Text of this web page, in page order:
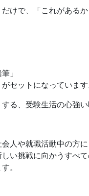
けで、「これがある
」
セットになっています
る、受験生活の心強い
人や就職活動中の方に
い挑戦に向かうすべて
。